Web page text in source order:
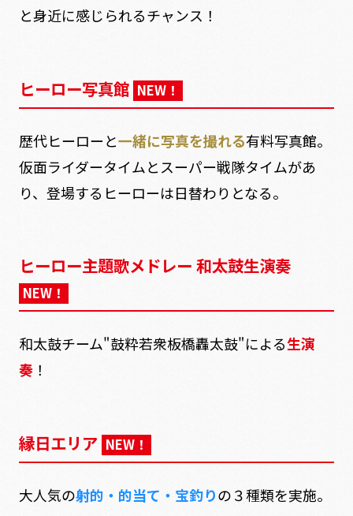
と身近に感じられるチャンス！
ヒーロー写真館 NEW！
歴代ヒーローと一緒に写真を撮れる有料写真館。
仮面ライダータイムとスーパー戦隊タイムがあ
り、登場するヒーローは日替わりとなる。
ヒーロー主題歌メドレー 和太鼓生演奏
NEW！
和太鼓チーム"鼓粋若衆板橋轟太鼓"による生演
奏！
縁日エリア NEW！
大人気の射的・的当て・宝釣りの３種類を実施。